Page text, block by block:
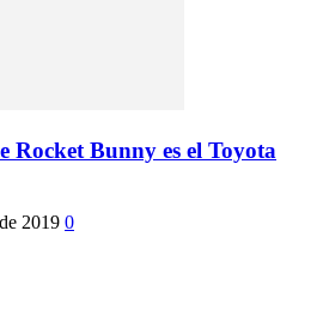
Rocket Bunny es el Toyota
2019 0